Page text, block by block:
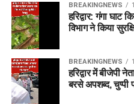
BREAKINGNEWS
हरिद्वार: गंगा घाट
विभाग ने किया
BREAKINGNEWS
हरिद्वार में बीजेपी
बरसे अपशब्द, चुप्पी